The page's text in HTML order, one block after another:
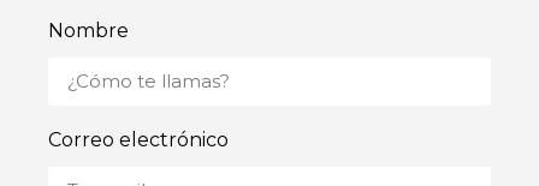
Nombre
Correo electrónico